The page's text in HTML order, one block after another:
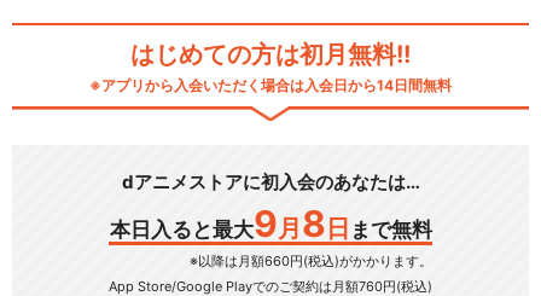
はじめての方は初月無料!!
※アプリから入会いただく場合は入会日から14日間無料
dアニメストアに初入会のあなたは…
本日入ると最大9 月 8 日 まで無料
※以降は月額660円(税込)がかかります。
App Store/Google Playでのご契約は月額760円(税込)